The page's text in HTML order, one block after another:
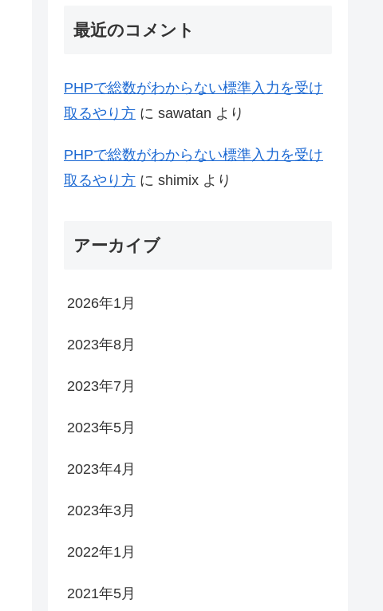
最近のコメント
PHPで総数がわからない標準入力を受け
取るやり方 に sawatan より
PHPで総数がわからない標準入力を受け
取るやり方 に shimix より
アーカイブ
2026年1月
2023年8月
2023年7月
2023年5月
2023年4月
2023年3月
2022年1月
2021年5月